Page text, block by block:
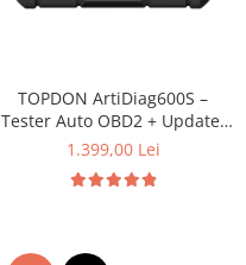
TOPDON ArtiDiag600S –
Tester Auto OBD2 + Update-
uri Gratuite pe Viață
1.399,00 Lei